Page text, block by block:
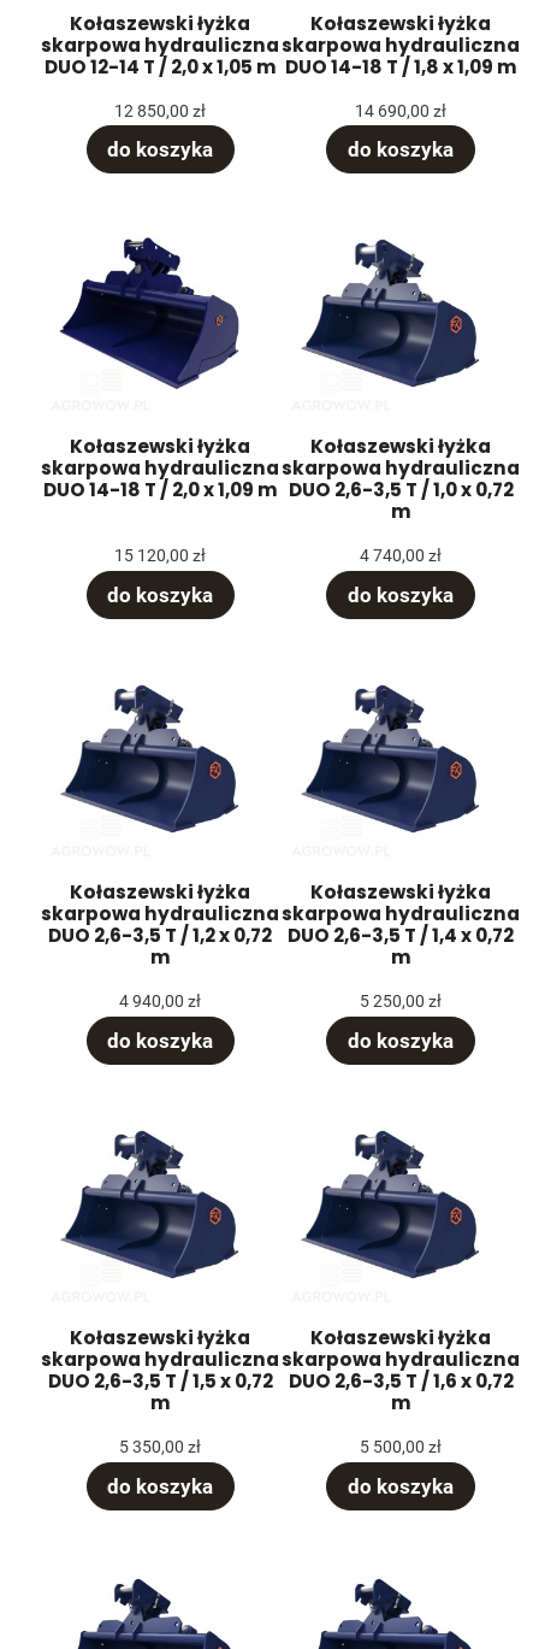
Kołaszewski łyżka
skarpowa hydrauliczna
DUO 12-14 T / 2,0 x 1,05 m
12 850,00 zł
do koszyka
Kołaszewski łyżka
skarpowa hydrauliczna
DUO 14-18 T / 1,8 x 1,09 m
14 690,00 zł
do koszyka
Kołaszewski łyżka
skarpowa hydrauliczna
DUO 14-18 T / 2,0 x 1,09 m
15 120,00 zł
do koszyka
Kołaszewski łyżka
skarpowa hydrauliczna
DUO 2,6-3,5 T / 1,0 x 0,72
m
4 740,00 zł
do koszyka
Kołaszewski łyżka
skarpowa hydrauliczna
DUO 2,6-3,5 T / 1,2 x 0,72
m
4 940,00 zł
do koszyka
Kołaszewski łyżka
skarpowa hydrauliczna
DUO 2,6-3,5 T / 1,4 x 0,72
m
5 250,00 zł
do koszyka
Kołaszewski łyżka
skarpowa hydrauliczna
DUO 2,6-3,5 T / 1,5 x 0,72
m
5 350,00 zł
do koszyka
Kołaszewski łyżka
skarpowa hydrauliczna
DUO 2,6-3,5 T / 1,6 x 0,72
m
5 500,00 zł
do koszyka